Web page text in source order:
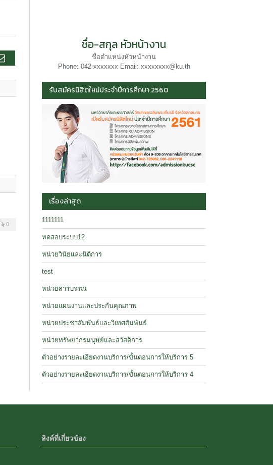
อีเมล
0
ชื่อ-สกุล หัวหน้างาน
ชื่อตำแหน่งหัวหน้างาน
Phone: 042-xxxxxxx Email: xxxxxxxx@ku.th
รับสมัครนิสิตใหม่ประจำปีการศึกษา 2560
เรื่องล่าสุด
1111111
ทดสอบระบบ12
หน่วยวินัยและนิติการ
test
หน่วยสารบรรณ
หน่วยแผนงานและประกันคุณภาพ
หน่วยประชาสัมพันธ์และวิเทศสัมพันธ์
หน่วยทรัพยากรมนุษย์และสวัสดิการ
ตัวอย่างรายละเอียดงานบริการ/ขั้นตอนการให้บริการ 5
ตัวอย่างรายละเอียดงานบริการ/ขั้นตอนการให้บริการ 4
ลิงค์ที่เกี่ยวข้อง